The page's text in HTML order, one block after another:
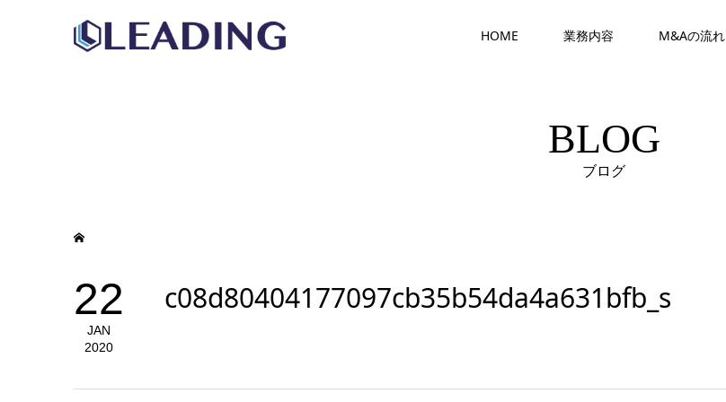
HOME 業務内容 M&Aの流れ
BLOG
ブログ
22
JAN
2020
c08d80404177097cb35b54da4a631bfb_s